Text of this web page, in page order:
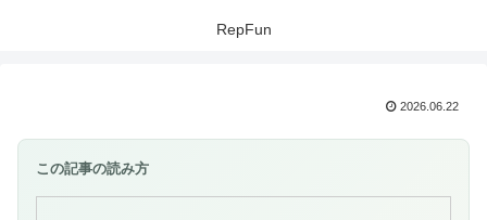
RepFun
2026.06.22
この記事の読み方